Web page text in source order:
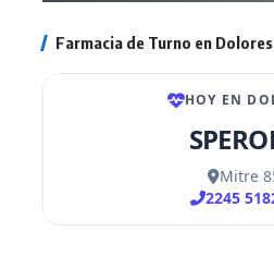
Farmacia de Turno en Dolores